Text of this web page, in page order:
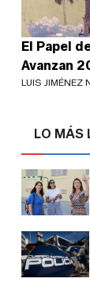
LO MÁS
El Papel
Avanzan
LUIS JIMÉNEZ